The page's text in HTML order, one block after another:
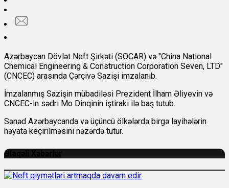
Azərbaycan Dövlət Neft Şirkəti (SOCAR) və "China National
Chemical Engineering & Construction Corporation Seven, LTD"
(CNCEC) arasında Çərçivə Sazişi imzalanıb.
İmzalanmış Sazişin mübadiləsi Prezident İlham Əliyevin və
CNCEC-in sədri Mo Dinqinin iştirakı ilə baş tutub.
Sənəd Azərbaycanda və üçüncü ölkələrdə birgə layihələrin
həyata keçirilməsini nəzərdə tutur.
Əlaqəli Xəbərlər